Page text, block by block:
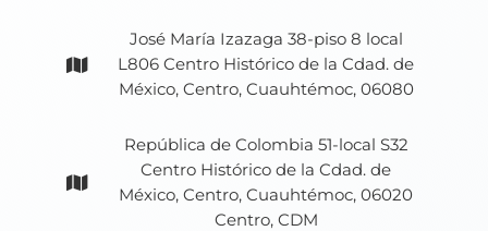
José María Izazaga 38-piso 8 local
L806 Centro Histórico de la Cdad. de
México, Centro, Cuauhtémoc, 06080
República de Colombia 51-local S32
Centro Histórico de la Cdad. de
México, Centro, Cuauhtémoc, 06020
Centro, CDM